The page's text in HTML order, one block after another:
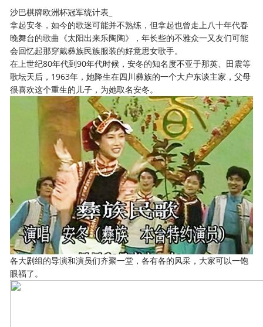
沙巴棋牌欧洲杯冠军统计表_
拿起安冬，如今的歌迷可能并不熟练，但拿起也曾走上八十年代春
晚舞台的歌曲《太阳出来乐陶陶》，年长些的不雅众一又友们可能
会回忆起那穿戴彝族民族服装的好意思女歌手。
在上世纪80年代到90年代时候，安冬的知名度不亚于那英、田震等
歌坛天后，1963年，她降生在四川彝族的一个大户东谈主家，父母
很喜欢这个重生的儿子，为她取名安冬。
各大剧组的导演和演员们齐聚一堂，各有各的风采，大家可以一饱
眼福了。